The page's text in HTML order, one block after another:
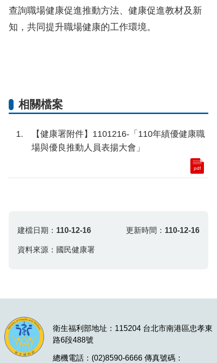
查詢職場健康促進推動方法、健康促進教材及新
知，共同提升職場健康的工作環境。
相關檔案
【健康署附件】1101216-「110年績優健康職
場與優良推動人員表揚大會」
pdf
建檔日期： 110-12-16 更新時間： 110-12-16
資料來源：國民健康署
衛生福利部地址：115204 台北市南港區忠孝東
路6段488號
總機電話：(02)8590-6666 傳真號碼：